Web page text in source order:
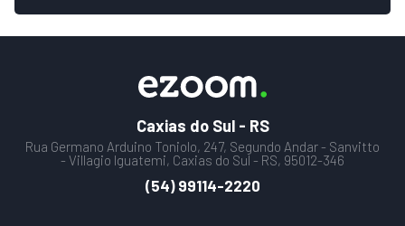
Caxias do Sul - RS
Rua Germano Arduino Toniolo, 247, Segundo Andar - Sanvitto
- Villagio Iguatemi, Caxias do Sul - RS, 95012-346
(54) 99114-2220